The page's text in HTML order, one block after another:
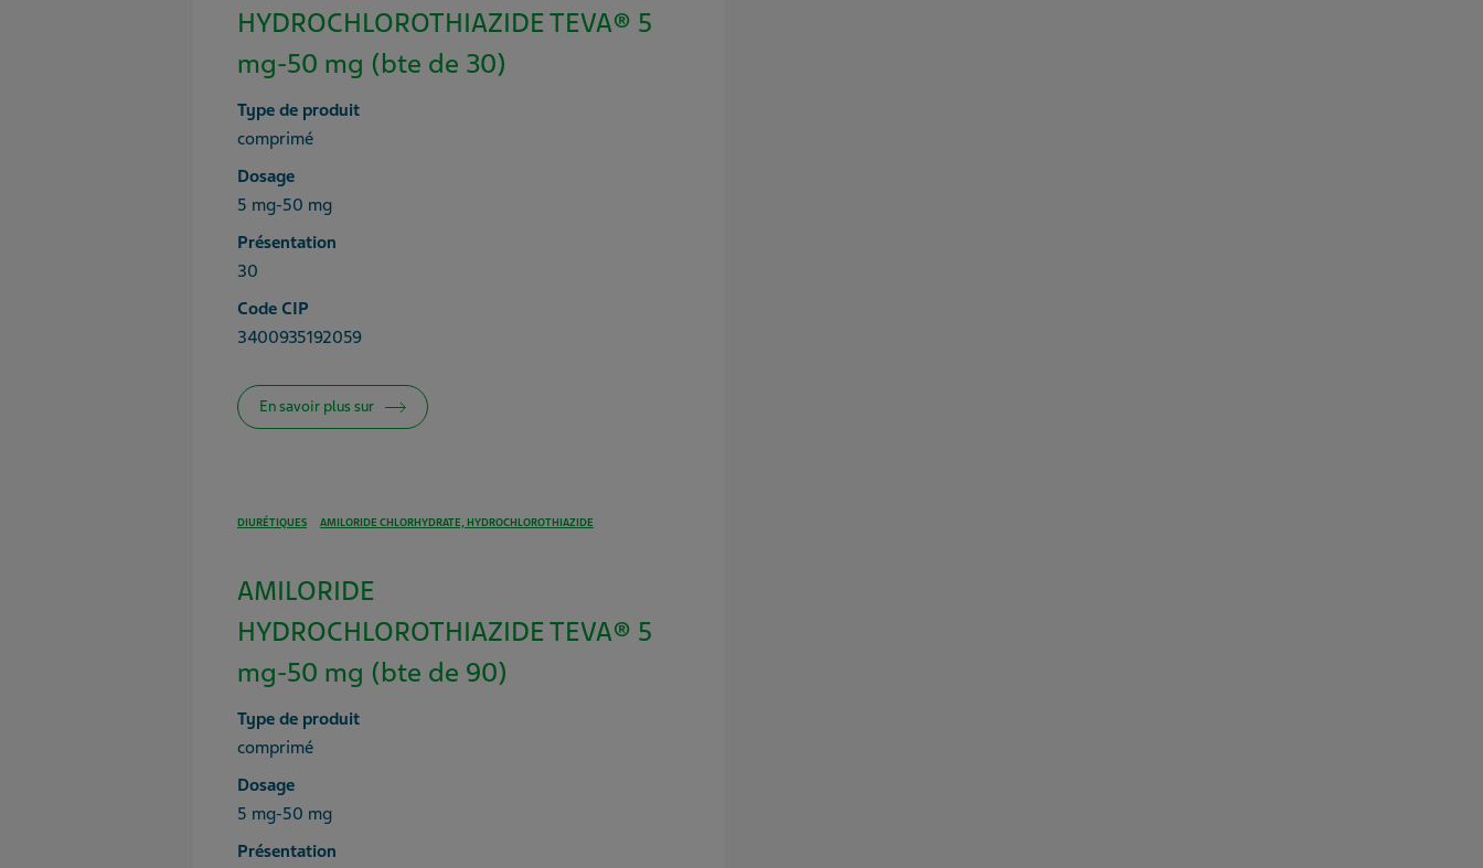
HYDROCHLOROTHIAZIDE TEVA® 5
mg-50 mg (bte de 30)
Type de produit
comprimé
Dosage
5 mg-50 mg
Présentation
30
Code CIP
3400935192059
En savoir plus sur
DIURÉTIQUES AMILORIDE CHLORHYDRATE, HYDROCHLOROTHIAZIDE
AMILORIDE
HYDROCHLOROTHIAZIDE TEVA® 5
mg-50 mg (bte de 90)
Type de produit
comprimé
Dosage
5 mg-50 mg
Présentation